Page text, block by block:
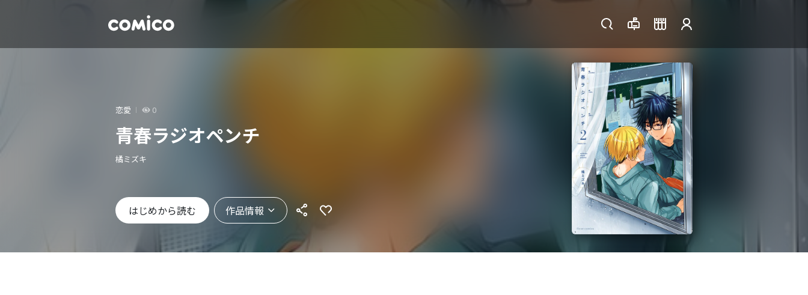
恋愛 0
青春ラジオペンチ
橘ミズキ
はじめから読む 作品情報